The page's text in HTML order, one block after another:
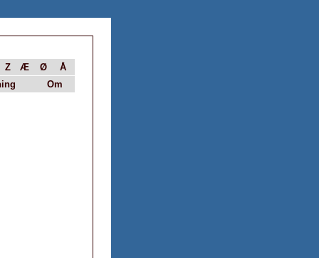
Z Æ Ø
Å
Om